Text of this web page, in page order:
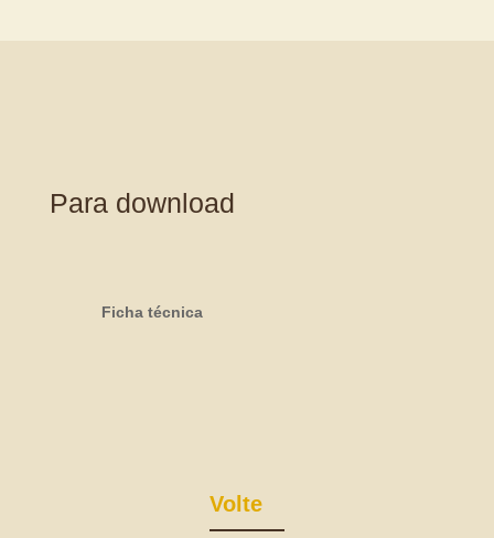
Para download
Ficha técnica
Volte